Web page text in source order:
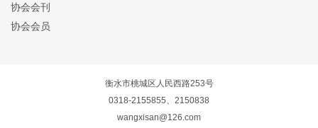
协会会刊
协会会员
衡水市桃城区人民西路253号
0318-2155855、2150838
wangxisan@126.com